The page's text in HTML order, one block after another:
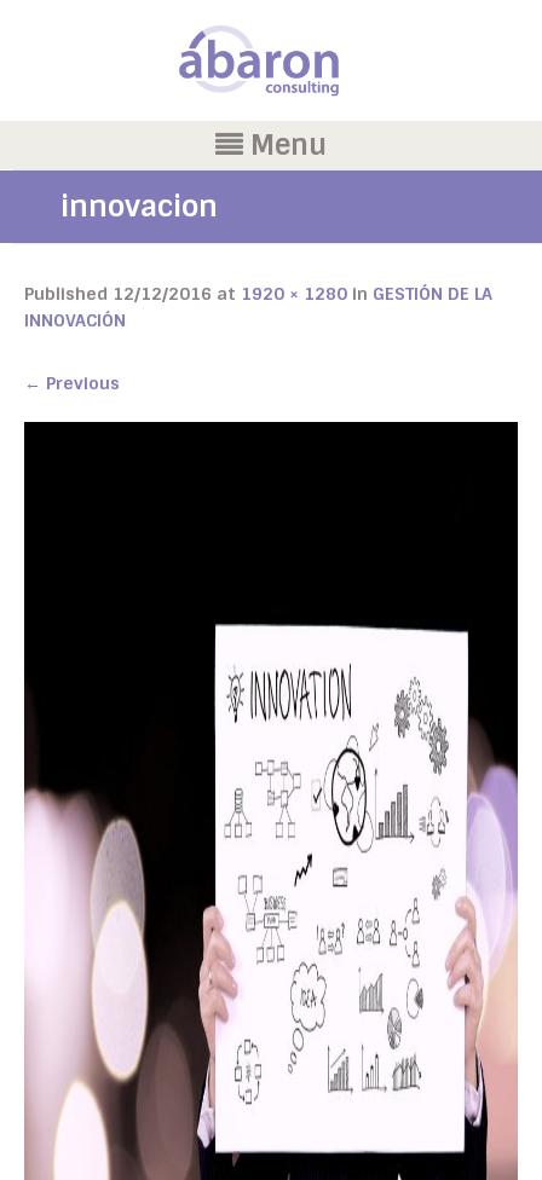
Menu
innovacion
Published 12/12/2016 at 1920 × 1280 in GESTIÓN DE LA
INNOVACIÓN
← Previous